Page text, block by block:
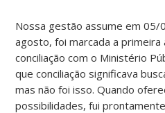
Nossa gestão assume em
agosto, foi marcada a primeira
conciliação com o Ministério
que conciliação significava
mas não foi isso. Quando
possibilidades, fui